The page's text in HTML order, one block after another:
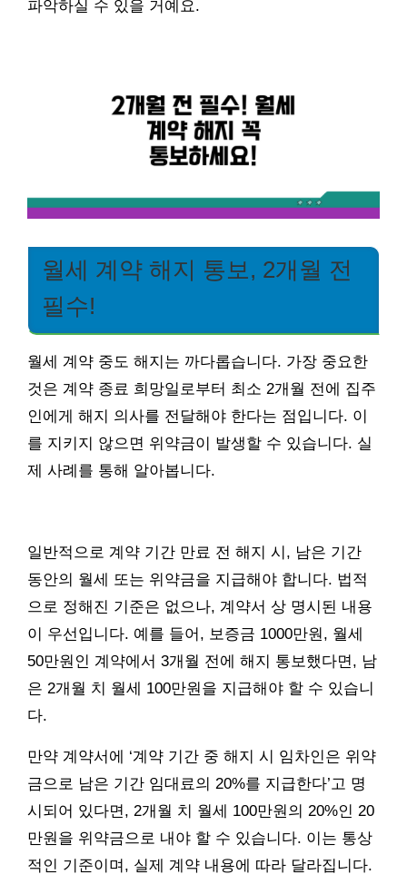
파악하실 수 있을 거예요.
월세 계약 해지 통보, 2개월 전
필수!
월세 계약 중도 해지는 까다롭습니다. 가장 중요한
것은 계약 종료 희망일로부터 최소 2개월 전에 집주
인에게 해지 의사를 전달해야 한다는 점입니다. 이
를 지키지 않으면 위약금이 발생할 수 있습니다. 실
제 사례를 통해 알아봅니다.
일반적으로 계약 기간 만료 전 해지 시, 남은 기간
동안의 월세 또는 위약금을 지급해야 합니다. 법적
으로 정해진 기준은 없으나, 계약서 상 명시된 내용
이 우선입니다. 예를 들어, 보증금 1000만원, 월세
50만원인 계약에서 3개월 전에 해지 통보했다면, 남
은 2개월 치 월세 100만원을 지급해야 할 수 있습니
다.
만약 계약서에 ‘계약 기간 중 해지 시 임차인은 위약
금으로 남은 기간 임대료의 20%를 지급한다’고 명
시되어 있다면, 2개월 치 월세 100만원의 20%인 20
만원을 위약금으로 내야 할 수 있습니다. 이는 통상
적인 기준이며, 실제 계약 내용에 따라 달라집니다.